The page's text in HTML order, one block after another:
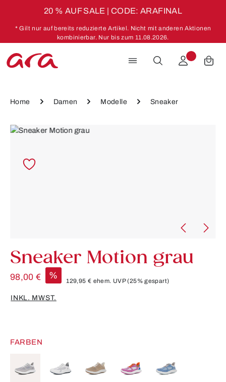
20 % AUF SALE | CODE: ARAFINAL
* Gilt nur auf bereits reduzierte Artikel. Nicht mit anderen Aktionen
kombinierbar. Nur bis zum 11.08.2026.
Home Damen Modelle Sneaker
Bildergalerie überspringen
Sneaker Motion grau
98,00 € %
129,95 € ehem. UVP(25% gespart)
INKL. MWST.
FARBEN